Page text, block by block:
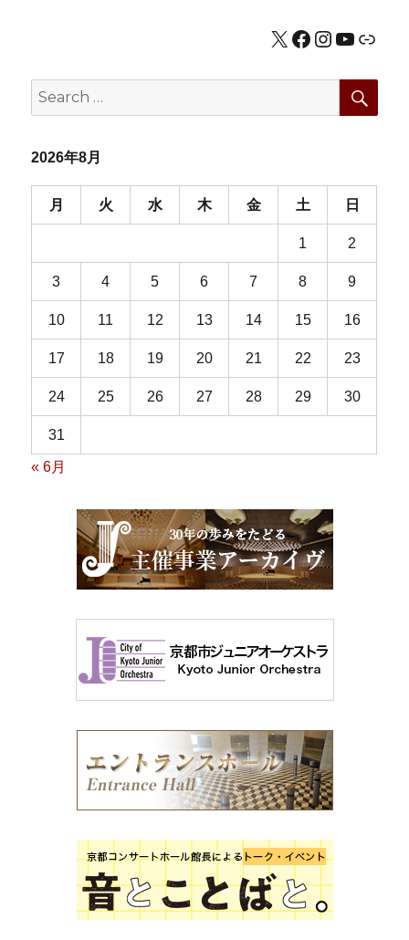
ン
X Facebook
Instagram
公式HP
Search
for:
2026年8月
月 火 水 木 金 土 日
1 2
3 4 5 6 7 8 9
10 11 12 13 14 15 16
17 18 19 20 21 22 23
24 25 26 27 28 29 30
31
« 6月